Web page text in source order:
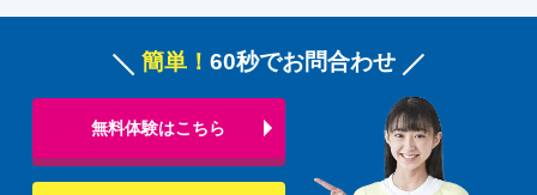
簡単！ 60秒でお問合わせ
無料体験はこちら